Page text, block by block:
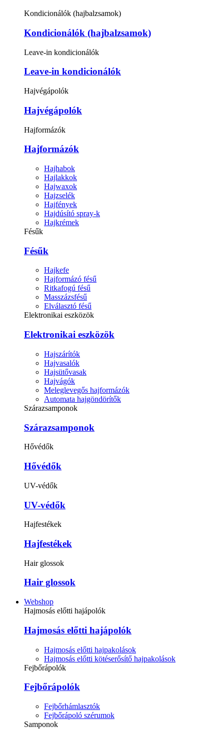
Kondicionálók (hajbalzsamok)
Kondicionálók (hajbalzsamok)
Leave-in kondicionálók
Leave-in kondicionálók
Hajvégápolók
Hajvégápolók
Hajformázók
Hajformázók
Hajhabok
Hajlakkok
Hajwaxok
Hajzselék
Hajfények
Hajdúsító spray-k
Hajkrémek
Fésűk
Fésűk
Hajkefe
Hajformázó fésű
Ritkafogú fésű
Masszázsfésű
Elválasztó fésű
Elektronikai eszközök
Elektronikai eszközök
Hajszárítók
Hajvasalók
Hajsütővasak
Hajvágók
Meleglevegős hajformázók
Automata hajgöndörítők
Szárazsamponok
Szárazsamponok
Hővédők
Hővédők
UV-védők
UV-védők
Hajfestékek
Hajfestékek
Hair glossok
Hair glossok
Webshop
Hajmosás előtti hajápolók
Hajmosás előtti hajápolók
Hajmosás előtti hajpakolások
Hajmosás előtti kötéserősítő hajpakolások
Fejbőrápolók
Fejbőrápolók
Fejbőrhámlasztók
Fejbőrápoló szérumok
Samponok